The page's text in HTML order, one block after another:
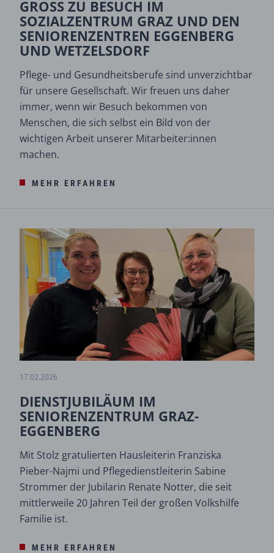
GROSS ZU BESUCH IM
SOZIALZENTRUM GRAZ UND DEN
SENIORENZENTREN EGGENBERG
UND WETZELSDORF
Pflege- und Gesundheitsberufe sind unverzichtbar
für unsere Gesellschaft. Wir freuen uns daher
immer, wenn wir Besuch bekommen von
Menschen, die sich selbst ein Bild von der
wichtigen Arbeit unserer Mitarbeiter:innen
machen.
MEHR ERFAHREN
17.02.2026
DIENSTJUBILÄUM IM
SENIORENZENTRUM GRAZ-
EGGENBERG
Mit Stolz gratulierten Hausleiterin Franziska
Pieber-Najmi und Pflegedienstleiterin Sabine
Strommer der Jubilarin Renate Notter, die seit
mittlerweile 20 Jahren Teil der großen Volkshilfe
Familie ist.
MEHR ERFAHREN